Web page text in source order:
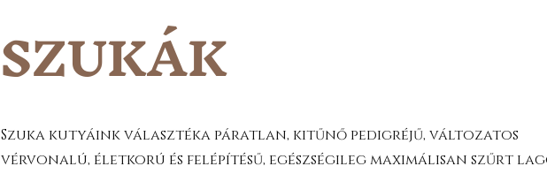
SZUKÁK
Szuka kutyáink választéka páratlan, kitűnő pedigréjű, változatos
vérvonalú, életkorú és felépítésű, egészségileg maximálisan szűrt